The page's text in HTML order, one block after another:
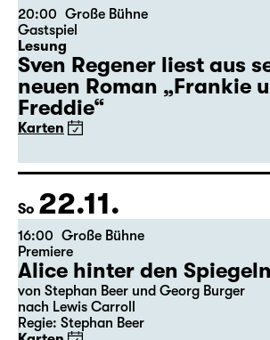
20:00 Große Bühne
Gastspiel
Lesung
Sven Regener liest aus
neuen Roman „Frankie
Freddie“
Karten
So 22.11.
16:00 Große Bühne
Premiere
Alice hinter den Spiegeln
von Stephan Beer und Georg Burger
nach Lewis Carroll
Regie: Stephan Beer